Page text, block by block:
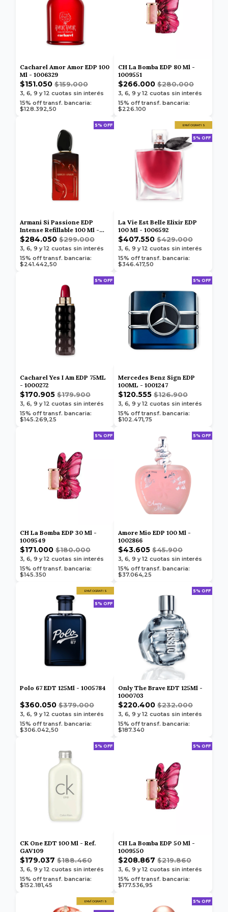
Cacharel Amor Amor EDP 100
Ml - 1006329
$151.050 $159.000
3, 6, 9 y 12 cuotas sin interés
15% off transf. bancaria:
$128.392,50
CH La Bomba EDP 80 Ml -
1009551
$266.000 $280.000
3, 6, 9 y 12 cuotas sin interés
15% off transf. bancaria:
$226.100
5% OFF
Armani Si Passione EDP
Intense Refillable 100 Ml -
1007137
$284.050 $299.000
3, 6, 9 y 12 cuotas sin interés
15% off transf. bancaria:
$241.442,50
ENVÍO GRATIS
5% OFF
La Vie Est Belle Elixir EDP
100 Ml - 1006592
$407.550 $429.000
3, 6, 9 y 12 cuotas sin interés
15% off transf. bancaria:
$346.417,50
5% OFF
Cacharel Yes I Am EDP 75ML
- 1000272
$170.905 $179.900
3, 6, 9 y 12 cuotas sin interés
15% off transf. bancaria:
$145.269,25
5% OFF
Mercedes Benz Sign EDP
100ML - 1001247
$120.555 $126.900
3, 6, 9 y 12 cuotas sin interés
15% off transf. bancaria:
$102.471,75
5% OFF
CH La Bomba EDP 30 Ml -
1009549
$171.000 $180.000
3, 6, 9 y 12 cuotas sin interés
15% off transf. bancaria:
$145.350
5% OFF
Amore Mio EDP 100 Ml -
1002866
$43.605 $45.900
3, 6, 9 y 12 cuotas sin interés
15% off transf. bancaria:
$37.064,25
ENVÍO GRATIS
5% OFF
Polo 67 EDT 125Ml - 1005784
$360.050 $379.000
3, 6, 9 y 12 cuotas sin interés
15% off transf. bancaria:
$306.042,50
5% OFF
Only The Brave EDT 125Ml -
1000703
$220.400 $232.000
3, 6, 9 y 12 cuotas sin interés
15% off transf. bancaria:
$187.340
5% OFF
CK One EDT 100 Ml - Ref.
GAV109
$179.037 $188.460
3, 6, 9 y 12 cuotas sin interés
15% off transf. bancaria:
$152.181,45
5% OFF
CH La Bomba EDP 50 Ml -
1009550
$208.867 $219.860
3, 6, 9 y 12 cuotas sin interés
15% off transf. bancaria:
$177.536,95
ENVÍO GRATIS 5% OFF